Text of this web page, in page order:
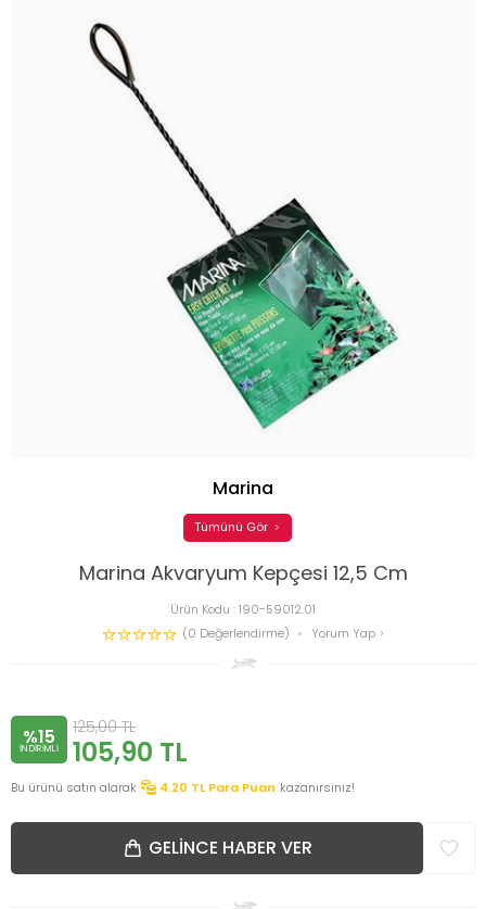
Marina Akvaryum Kepçesi 12,5 Cm
Ürün Kodu :190-59012.01
(0 Değerlendirme)
Yorum Yap
Marina
Tümünü Gör
%15
INDIRIMLI
125,00TL
105,90 TL
Bu ürünü satın alarak 4.20 TL Para Puan kazanırsınız!
GELINCE HABER VER